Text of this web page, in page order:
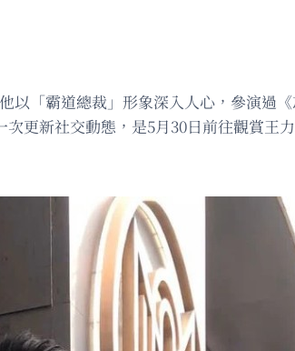
「霸道總裁」形象深入人心，參演過
更新社交動態，是5月30日前往觀賞王